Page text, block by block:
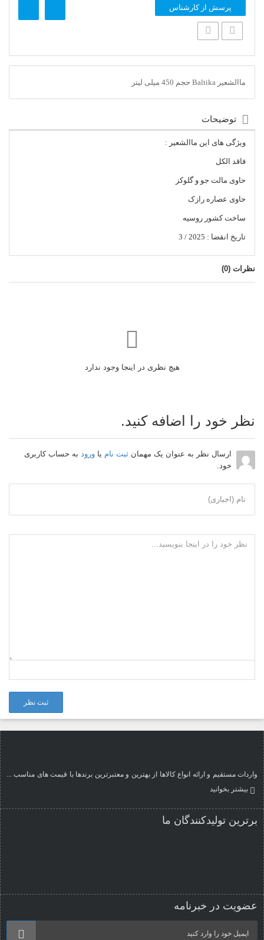
پرسش از کارشناس
ماالشعیر Baltika حجم 450 میلی لیتر
توضیحات
ویژگی های این ماالشعیر :
فاقد الکل
حاوی مالت جو و گلوکز
حاوی عصاره رازک
ساخت کشور روسیه
تاریخ انقضا : 2025 / 3
نظرات (0
)
هیچ نظری در اینجا وجود ندارد
نظر خود را اضافه کنید.
ارسال نظر به عنوان یک مهمان ثبت نام یا ورود به حساب کاربری
خود.
نام (اجباری)
ثبت نظر
واردات مستقیم و ارائه انواع کالاها از بهترین و معتبرترین برندها با قیمت های مناسب ...
بیشتر بخوانید
برترین تولیدکنندگان ما
عضویت در خبرنامه